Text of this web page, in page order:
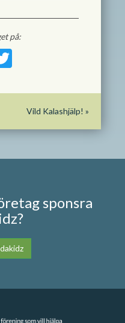
på:
Twitter
Vild Kalashjälp! »
sponsra